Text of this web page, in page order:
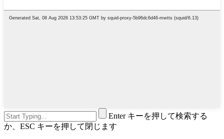
Enter キーを押して検索する
か、ESC キーを押して閉じます